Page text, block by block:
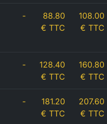
-
88.80
€ TTC
108.00
€ TTC
-
128.40
€ TTC
160.80
€ TTC
-
181.20
€ TTC
207.60
€ TTC